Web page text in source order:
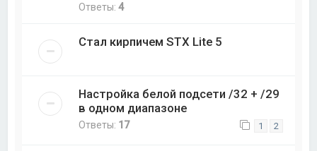
Ответы:4
Стал кирпичем STX Lite 5
Настройка белой подсети /32 + /29
в одном диапазоне
Ответы: 17 1 2